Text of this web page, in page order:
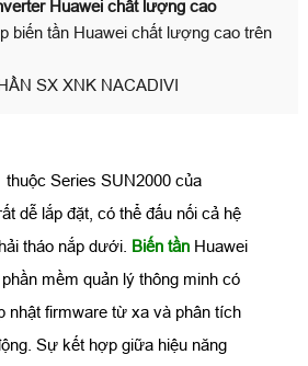
Huawei chất lượng cao
biến tần Huawei chất lượng cao trên
SX XNK NACADIVI
Series SUN2000 của
dễ lắp đặt, có thể đấu nối cả hệ
tháo nắp dưới. Biến tần Huawei
mềm quản lý thông minh có
nhật firmware từ xa và phân tích
Sự kết hợp giữa hiệu năng